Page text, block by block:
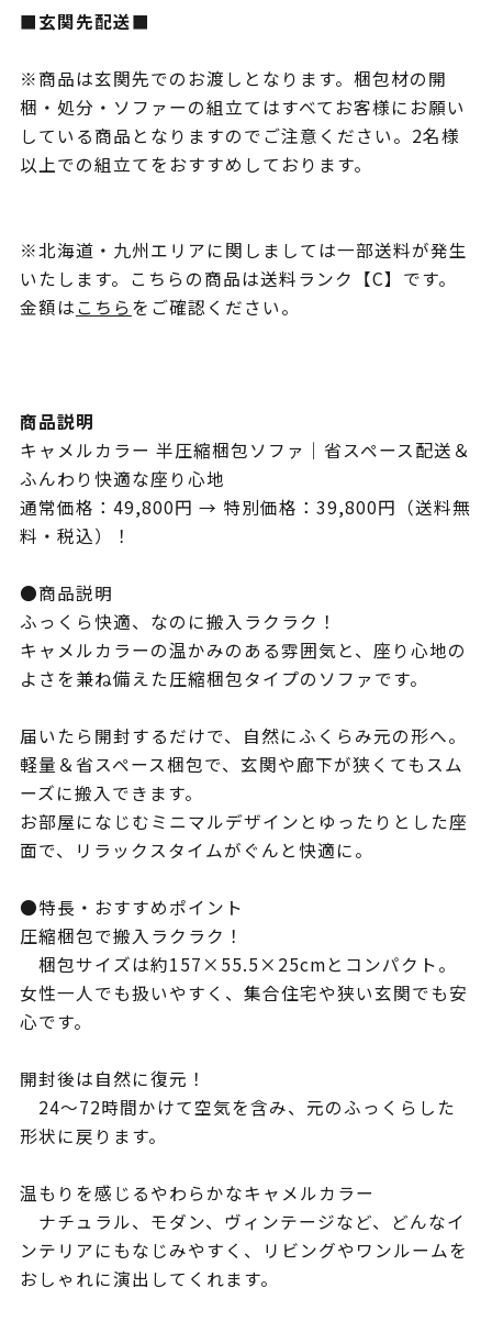
■玄関先配送■
※商品は玄関先でのお渡しとなります。梱包材の開
梱・処分・ソファーの組立てはすべてお客様にお願い
している商品となりますのでご注意ください。2名様
以上での組立てをおすすめしております。
※北海道・九州エリアに関しましては一部送料が発生
いたします。こちらの商品は送料ランク【C】です。
金額はこちらをご確認ください。
商品説明
キャメルカラー 半圧縮梱包ソファ｜省スペース配送＆
ふんわり快適な座り心地
通常価格：49,800円 → 特別価格：39,800円（送料無
料・税込）！
●商品説明
ふっくら快適、なのに搬入ラクラク！
キャメルカラーの温かみのある雰囲気と、座り心地の
よさを兼ね備えた圧縮梱包タイプのソファです。
届いたら開封するだけで、自然にふくらみ元の形へ。
軽量＆省スペース梱包で、玄関や廊下が狭くてもスム
ーズに搬入できます。
お部屋になじむミニマルデザインとゆったりとした座
面で、リラックスタイムがぐんと快適に。
●特長・おすすめポイント
圧縮梱包で搬入ラクラク！
梱包サイズは約157×55.5×25cmとコンパクト。
女性一人でも扱いやすく、集合住宅や狭い玄関でも安
心です。
開封後は自然に復元！
24〜72時間かけて空気を含み、元のふっくらした
形状に戻ります。
温もりを感じるやわらかなキャメルカラー
ナチュラル、モダン、ヴィンテージなど、どんなイ
ンテリアにもなじみやすく、リビングやワンルームを
おしゃれに演出してくれます。